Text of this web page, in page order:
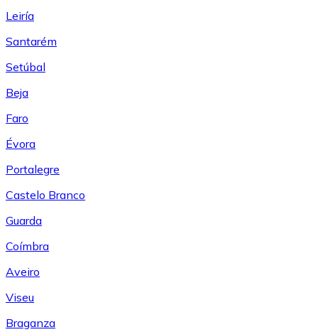
Leiría
Santarém
Setúbal
Beja
Faro
Évora
Portalegre
Castelo Branco
Guarda
Coímbra
Aveiro
Viseu
Braganza